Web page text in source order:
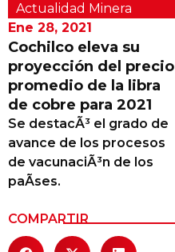
Minería Superficie
Minerí­a Subterránea
Proveedores
Canal Digital
Columnas de Opinión
Designaciones
Calendario de Eventos
Actualidad Minera
Ene 28, 2021
Cochilco eleva su
proyección del precio
promedio de la libra
de cobre para 2021
Se destacÃ³ el grado de
avance de los procesos
de vacunaciÃ³n de los
paÃ­ses.
COMPARTIR